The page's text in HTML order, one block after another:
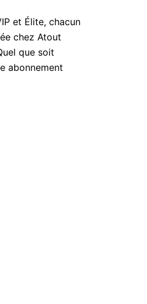
et Élite, chacun
chez Atout
que soit
abonnement